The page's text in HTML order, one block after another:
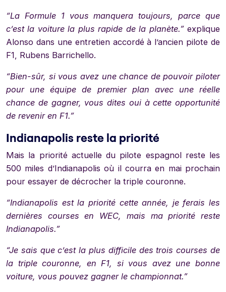
“La Formule 1 vous manquera toujours, parce que
c’est la voiture la plus rapide de la planète.”explique
Alonso dans une entretien accordé à l’ancien pilote de
F1, Rubens Barrichello.
“Bien-sûr, si vous avez une chance de pouvoir piloter
pour une équipe de premier plan avec une réelle
chance de gagner, vous dites oui à cette opportunité
de revenir en F1.”
Indianapolis reste la priorité
Mais la priorité actuelle du pilote espagnol reste les
500 miles d’Indianapolis où il courra en mai prochain
pour essayer de décrocher la triple couronne.
“Indianapolis est la priorité cette année, je ferais les
dernières courses en WEC, mais ma priorité reste
Indianapolis.”
“Je sais que c’est la plus difficile des trois courses de
la triple couronne, en F1, si vous avez une bonne
voiture, vous pouvez gagner le championnat.”